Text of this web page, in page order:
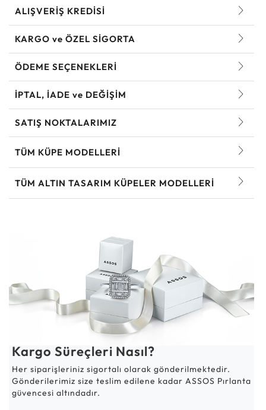
ALIŞVERİŞ KREDİSİ
KARGO ve ÖZEL SİGORTA
ÖDEME SEÇENEKLERİ
İPTAL, İADE ve DEĞİŞİM
SATIŞ NOKTALARIMIZ
TÜM KÜPE MODELLERI
TÜM ALTIN TASARIM KÜPELER MODELLERI
Kargo Süreçleri Nasıl?
Her siparişleriniz sigortalı olarak gönderilmektedir.
Gönderilerimiz size teslim edilene kadar ASSOS Pırlanta
güvencesi altındadır.